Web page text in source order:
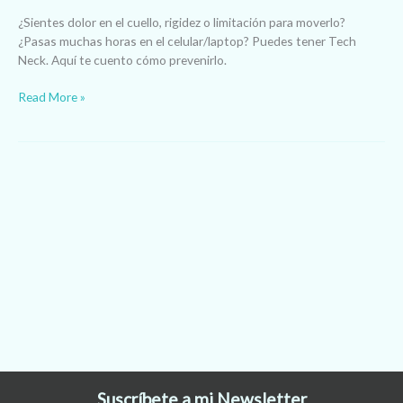
¿Sientes dolor en el cuello, rigidez o limitación para moverlo?
¿Pasas muchas horas en el celular/laptop? Puedes tener Tech
Neck. Aquí te cuento cómo prevenirlo.
Read More »
Suscríbete a mi Newsletter